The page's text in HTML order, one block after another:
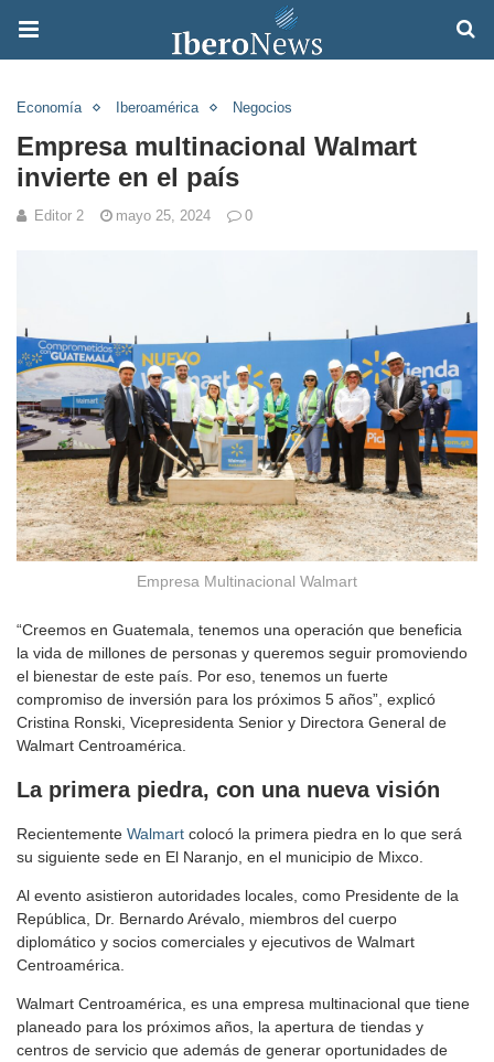
Economía Iberoamérica Negocios
Empresa multinacional Walmart
invierte en el país
Editor 2 mayo 25, 2024 0
Empresa Multinacional Walmart
“Creemos en Guatemala, tenemos una operación que beneficia
la vida de millones de personas y queremos seguir promoviendo
el bienestar de este país. Por eso, tenemos un fuerte
compromiso de inversión para los próximos 5 años”, explicó
Cristina Ronski, Vicepresidenta Senior y Directora General de
Walmart Centroamérica.
La primera piedra, con una nueva visión
Recientemente Walmart colocó la primera piedra en lo que será
su siguiente sede en El Naranjo, en el municipio de Mixco.
Al evento asistieron autoridades locales, como Presidente de la
República, Dr. Bernardo Arévalo, miembros del cuerpo
diplomático y socios comerciales y ejecutivos de Walmart
Centroamérica.
Walmart Centroamérica, es una empresa multinacional que tiene
planeado para los próximos años, la apertura de tiendas y
centros de servicio que además de generar oportunidades de